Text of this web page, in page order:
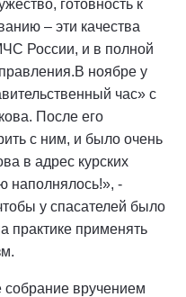
готовность к
– эти качества
России, и в полной
ноябре у
час» с
После его
с ним, и было очень
в адрес курских
наполнялось!», -
у спасателей было
практике применять
вручением